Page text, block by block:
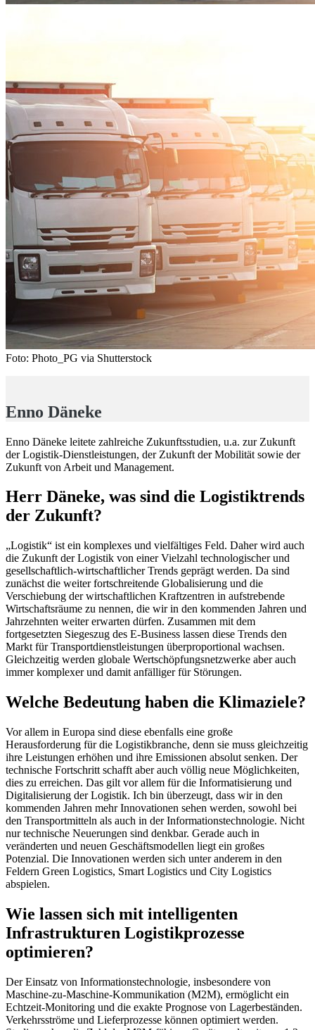
Foto: Photo_PG via Shutterstock
Enno Däneke
Enno Däneke leitete zahlreiche Zukunftsstudien, u.a. zur Zukunft
der Logistik-Dienstleistungen, der Zukunft der Mobilität sowie der
Zukunft von Arbeit und Management.
Herr Däneke, was sind die Logistiktrends
der Zukunft?
„Logistik“ ist ein komplexes und vielfältiges Feld. Daher wird auch
die Zukunft der Logistik von einer Vielzahl technologischer und
gesellschaftlich-wirtschaftlicher Trends geprägt werden. Da sind
zunächst die weiter fortschreitende Globalisierung und die
Verschiebung der wirtschaftlichen Kraftzentren in aufstrebende
Wirtschaftsräume zu nennen, die wir in den kommenden Jahren und
Jahrzehnten weiter erwarten dürfen. Zusammen mit dem
fortgesetzten Siegeszug des E-Business lassen diese Trends den
Markt für Transportdienstleistungen überproportional wachsen.
Gleichzeitig werden globale Wertschöpfungsnetzwerke aber auch
immer komplexer und damit anfälliger für Störungen.
Welche Bedeutung haben die Klimaziele?
Vor allem in Europa sind diese ebenfalls eine große
Herausforderung für die Logistikbranche, denn sie muss gleichzeitig
ihre Leistungen erhöhen und ihre Emissionen absolut senken. Der
technische Fortschritt schafft aber auch völlig neue Möglichkeiten,
dies zu erreichen. Das gilt vor allem für die Informatisierung und
Digitalisierung der Logistik. Ich bin überzeugt, dass wir in den
kommenden Jahren mehr Innovationen sehen werden, sowohl bei
den Transportmitteln als auch in der Informationstechnologie. Nicht
nur technische Neuerungen sind denkbar. Gerade auch in
veränderten und neuen Geschäftsmodellen liegt ein großes
Potenzial. Die Innovationen werden sich unter anderem in den
Feldern Green Logistics, Smart Logistics und City Logistics
abspielen.
Wie lassen sich mit intelligenten
Infrastrukturen Logistikprozesse
optimieren?
Der Einsatz von Informationstechnologie, insbesondere von
Maschine-zu-Maschine-Kommunikation (M2M), ermöglicht ein
Echtzeit-Monitoring und die exakte Prognose von Lagerbeständen.
Verkehrsströme und Lieferprozesse können optimiert werden.